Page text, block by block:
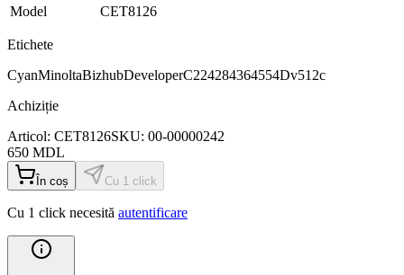
Model
CET8126
Etichete
CyanMinoltaBizhubDeveloperC224284364554Dv512c
Achiziție
Articol: CET8126SKU: 00-00000242
650 MDL
În coș Cu 1 click
Cu 1 click necesită autentificare